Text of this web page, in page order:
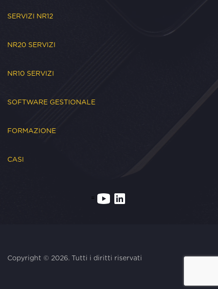
SERVIZI NR12
NR20 SERVIZI
NR10 SERVIZI
SOFTWARE GESTIONALE
FORMAZIONE
CASI
=
Copyright © 2026. Tutti i diritti riservati